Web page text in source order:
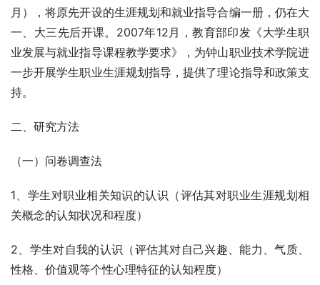
月），将原先开设的生涯规划和就业指导合编一册，仍在大
一、大三先后开课。2007年12月，教育部印发《大学生职
业发展与就业指导课程教学要求》，为钟山职业技术学院进
一步开展学生职业生涯规划指导，提供了理论指导和政策支
持。
二、研究方法
（一）问卷调查法
1、学生对职业相关知识的认识（评估其对职业生涯规划相
关概念的认知状况和程度）
2、学生对自我的认识（评估其对自己兴趣、能力、气质、
性格、价值观等个性心理特征的认知程度）